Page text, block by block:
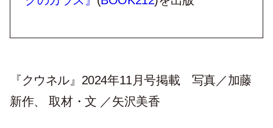
『クウネル』2024年11月号掲載 写真／加藤
新作、 取材・文 ／矢沢美香